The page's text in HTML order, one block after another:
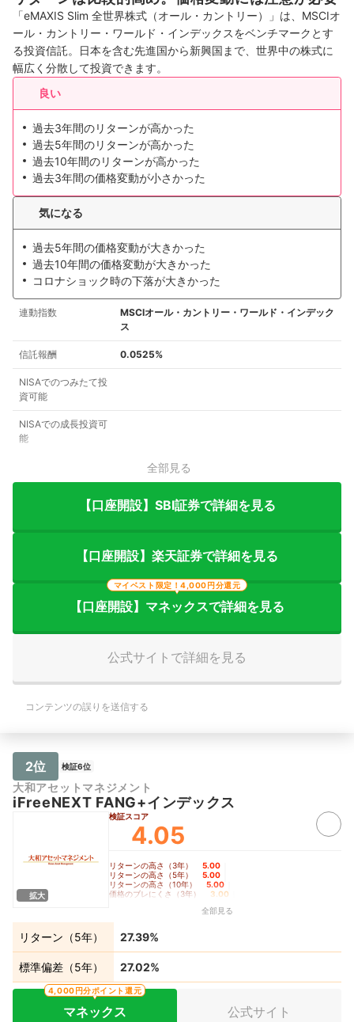
「eMAXIS Slim 全世界株式（オール・カントリー）」は、MSCIオ
ール・カントリー・ワールド・インデックスをベンチマークとす
る投資信託。日本を含む先進国から新興国まで、世界中の株式に
幅広く分散して投資できます。
良い
過去3年間のリターンが高かった
過去5年間のリターンが高かった
過去10年間のリターンが高かった
過去3年間の価格変動が小さかった
気になる
過去5年間の価格変動が大きかった
過去10年間の価格変動が大きかった
コロナショック時の下落が大きかった
連動指数
MSCIオール・カントリー・ワールド・インデック
ス
信託報酬 0.0525%
NISAでのつみたて投
資可能
NISAでの成長投資可
能
全部見る
【口座開設】SBI証券で詳細を見る
【口座開設】楽天証券で詳細を見る
【口座開設】マネックスで詳細を見る
マイベスト限定！4,000円分還元
公式サイトで詳細を見る
コンテンツの誤りを送信する
2位 検証6位
大和アセットマネジメント
iFreeNEXT FANG+インデックス
拡大
検証スコア
4.05
リターンの高さ（3年） 5.00
リターンの高さ（5年） 5.00
リターンの高さ（10年） 5.00
価格のブレにくさ（3年） 3.00
価格のブレにくさ（10年） 3.00
コロナショック時の耐久度
全部見る
リターン（5年） 27.39%
標準偏差（5年） 27.02%
マネックス
4,000円分ポイント還元
公式サイト